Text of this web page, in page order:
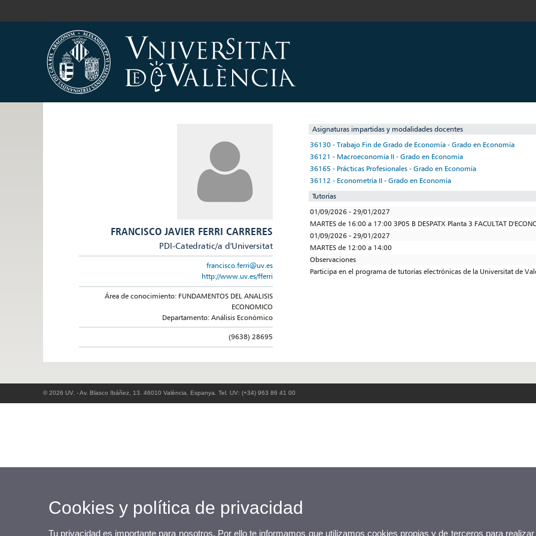
FRANCISCO JAVIER FERRI CARRERES
PDI-Catedratic/a d'Universitat
francisco.ferri@uv.es
http://www.uv.es/fferri
Área de conocimiento: FUNDAMENTOS DEL ANALISIS
ECONOMICO
Departamento: Análisis Económico
(9638) 28695
Asignaturas impartidas y modalidades docentes
36130 - Trabajo Fin de Grado de Economía - Grado en Economía
36121 - Macroeconomía II - Grado en Economía
36165 - Prácticas Profesionales - Grado en Economía
36112 - Econometría II - Grado en Economía
Tutorías
01/09/2026 - 29/01/2027
MARTES de 16:00 a 17:00 3P05 B DESPATX Planta 3 FACULTAT
01/09/2026 - 29/01/2027
MARTES de 12:00 a 14:00
Observaciones
Participa en el programa de tutorías electrónicas de la Universitat de
© 2026 UV. - Av. Blasco Ibáñez, 13. 46010 València. Espanya. Tel. UV: (+34) 963 86 41 00
Cookies y política de privacidad
Tu privacidad es importante para nosotros. Por ello te informamos que utilizamos cookies propias y de terceros para realizar